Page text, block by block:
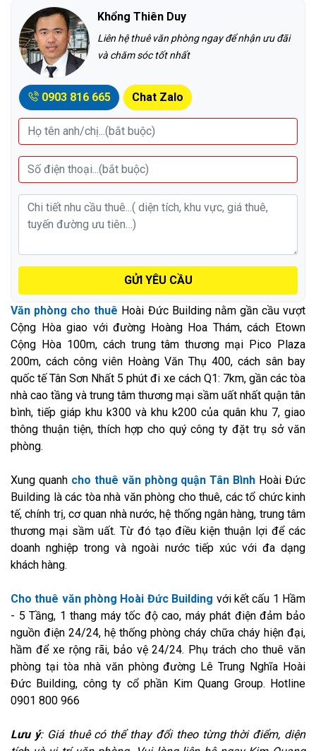
Khổng Thiên Duy
Liên hệ thuê văn phòng ngay để nhận ưu đãi
và chăm sóc tốt nhất
0903 816 665 Chat Zalo
GỬI YÊU CẦU
Văn phòng cho thuê Hoài Đức Building nằm gần cầu vượt
Cộng Hòa giao với đường Hoàng Hoa Thám, cách Etown
Cộng Hòa 100m, cách trung tâm thương mại Pico Plaza
200m, cách công viên Hoàng Văn Thụ 400, cách sân bay
quốc tế Tân Sơn Nhất 5 phút đi xe cách Q1: 7km, gần các tòa
nhà cao tầng và trung tâm thương mại sầm uất nhất quận tân
bình, tiếp giáp khu k300 và khu k200 của quân khu 7, giao
thông thuận tiện, thích hợp cho quý công ty đặt trụ sở văn
phòng.
Xung quanh cho thuê văn phòng quận Tân Bình Hoài Đức
Building là các tòa nhà văn phòng cho thuê, các tổ chức kinh
tế, chính trị, cơ quan nhà nước, hệ thống ngân hàng, trung tâm
thương mại sầm uất. Từ đó tạo điều kiện thuận lợi để các
doanh nghiệp trong và ngoài nước tiếp xúc với đa dạng
khách hàng.
Cho thuê văn phòng Hoài Đức Building với kết cấu 1 Hầm
- 5 Tầng, 1 thang máy tốc độ cao, máy phát điện đảm bảo
nguồn điện 24/24, hệ thống phòng cháy chữa cháy hiện đại,
hầm để xe rộng rãi, bảo vệ 24/24. Phụ trách cho thuê văn
phòng tại tòa nhà văn phòng đường Lê Trung Nghĩa Hoài
Đức Building, công ty cổ phần Kim Quang Group. Hotline
0901 800 966
Lưu ý: Giá thuê có thể thay đổi theo từng thời điểm, diện